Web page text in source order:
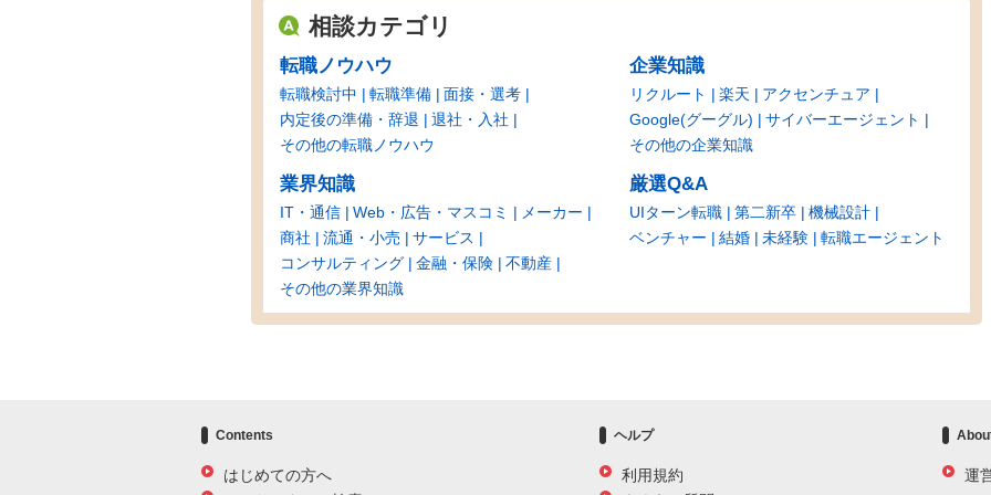
相談カテゴリ
転職ノウハウ
転職検討中 転職準備
面接・選考
内定後の準備・辞退
退社・入社
その他の転職ノウハウ
企業知識
リクルート 楽天
アクセンチュア
Google(グーグル)
サイバーエージェント
その他の企業知識
業界知識
IT・通信 Web・広告・マスコミ
メーカー
商社
流通・小売
サービス
コンサルティング
金融・保険
不動産
その他の業界知識
厳選Q&A
UIターン転職 第二新卒
機械設計
ベンチャー
結婚 未経験 転職エージェント
Contents
はじめての方へ
ヘルプ
利用規約
運